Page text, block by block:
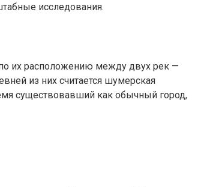
исследования.
их расположению между двух рек —
из них считается шумерская
существовавший как обычный город,